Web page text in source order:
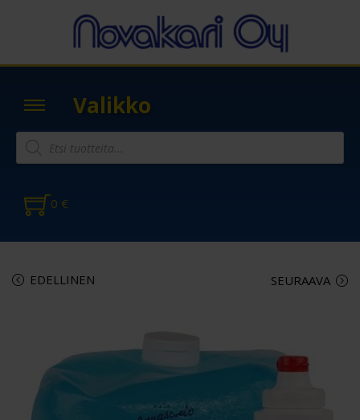
Valikko
0 €
EDELLINEN SEURAAVA